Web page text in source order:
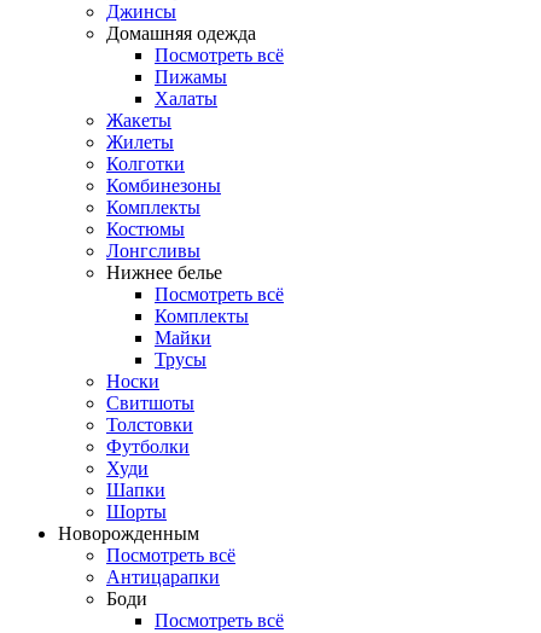
Джинсы
Домашняя одежда
Посмотреть всё
Пижамы
Халаты
Жакеты
Жилеты
Колготки
Комбинезоны
Комплекты
Костюмы
Лонгсливы
Нижнее белье
Посмотреть всё
Комплекты
Майки
Трусы
Носки
Свитшоты
Толстовки
Футболки
Худи
Шапки
Шорты
Новорожденным
Посмотреть всё
Антицарапки
Боди
Посмотреть всё